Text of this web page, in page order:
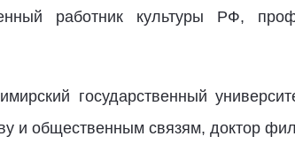
работник культуры РФ,
государственный
и общественным связям, доктор